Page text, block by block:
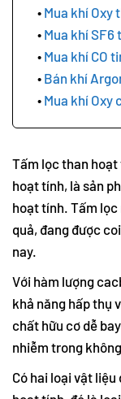
Mua khí Oxy
Mua khí SF6
Mua khí CO
Bán khí
Mua khí Oxy
Tấm lọc than
hoạt tính, là sản
hoạt tính. Tấm lọc
quả, đang được
nay.
Với hàm lượng
khả năng hấp thụ
chất hữu cơ dễ
nhiễm trong
Có hai loại vật